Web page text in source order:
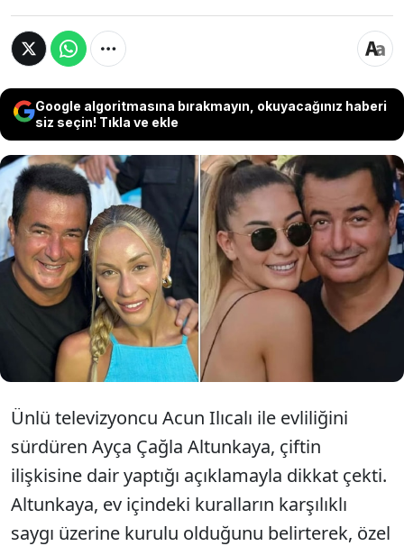
Google algoritmasına bırakmayın, okuyacağınız haberi
siz seçin! Tıkla ve ekle
Acun Ilıcalı ile evli olan Ayça Çağla
Altunkaya, evliliklerindeki “dengeyi” ilk kez
anlattı. Altunkaya’nın sözleri kısa sürede
sosyal medyada gündem oldu.
Ünlü televizyoncu Acun Ilıcalı ile evliliğini
sürdüren Ayça Çağla Altunkaya, çiftin
ilişkisine dair yaptığı açıklamayla dikkat çekti.
Altunkaya, ev içindeki kuralların karşılıklı
saygı üzerine kurulu olduğunu belirterek, özel